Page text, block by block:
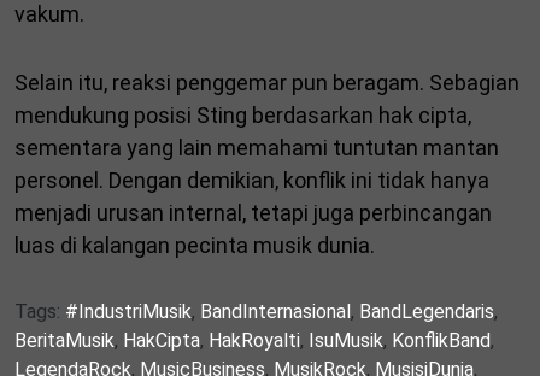
vakum.
Selain itu, reaksi penggemar pun beragam. Sebagian
mendukung posisi Sting berdasarkan hak cipta,
sementara yang lain memahami tuntutan mantan
personel. Dengan demikian, konflik ini tidak hanya
menjadi urusan internal, tetapi juga perbincangan
luas di kalangan pecinta musik dunia.
Tags: #IndustriMusik, BandInternasional , BandLegendaris,
BeritaMusik, HakCipta, HakRoyalti, IsuMusik, KonflikBand,
LegendaRock, MusicBusiness, MusikRock, MusisiDunia,